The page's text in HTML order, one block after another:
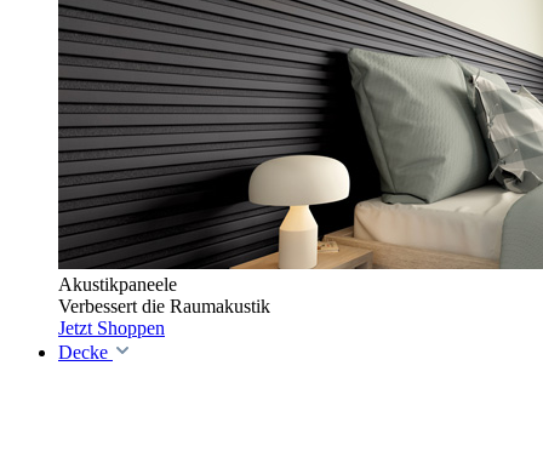
Akustikpaneele
Verbessert die Raumakustik
Jetzt Shoppen
Decke